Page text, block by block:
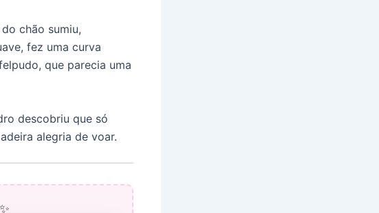
chão sumiu,
fez uma curva
que parecia uma
descobriu que só
alegria de voar.